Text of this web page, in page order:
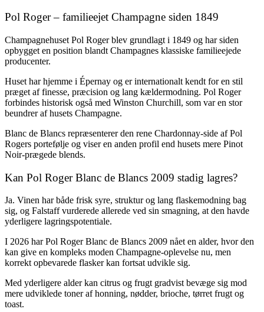
Pol Roger – familieejet Champagne siden 1849
Champagnehuset Pol Roger blev grundlagt i 1849 og har siden
opbygget en position blandt Champagnes klassiske familieejede
producenter.
Huset har hjemme i Épernay og er internationalt kendt for en stil
præget af finesse, præcision og lang kældermodning. Pol Roger
forbindes historisk også med Winston Churchill, som var en stor
beundrer af husets Champagne.
Blanc de Blancs repræsenterer den rene Chardonnay-side af Pol
Rogers portefølje og viser en anden profil end husets mere Pinot
Noir-prægede blends.
Kan Pol Roger Blanc de Blancs 2009 stadig lagres?
Ja. Vinen har både frisk syre, struktur og lang flaskemodning bag
sig, og Falstaff vurderede allerede ved sin smagning, at den havde
yderligere lagringspotentiale.
I 2026 har Pol Roger Blanc de Blancs 2009 nået en alder, hvor den
kan give en kompleks moden Champagne-oplevelse nu, men
korrekt opbevarede flasker kan fortsat udvikle sig.
Med yderligere alder kan citrus og frugt gradvist bevæge sig mod
mere udviklede toner af honning, nødder, brioche, tørret frugt og
toast.